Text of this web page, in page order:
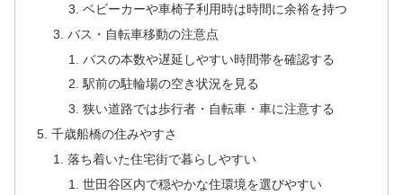
ベビーカーや車椅子利用時は時間に余裕を持つ
バス・自転車移動の注意点
バスの本数や遅延しやすい時間帯を確認する
駅前の駐輪場の空き状況を見る
狭い道路では歩行者・自転車・車に注意する
千歳船橋の住みやすさ
落ち着いた住宅街で暮らしやすい
世田谷区内で穏やかな住環境を選びやすい